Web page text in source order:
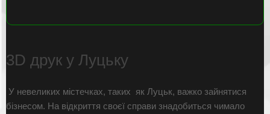
3D друк у Луцьку
У невеликих містечках, таких як Луцьк, важко зайнятися
бізнесом. На відкриття своєї справи знадобиться чимало